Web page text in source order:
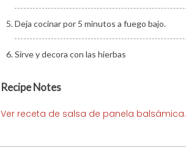
Deja cocinar por 5 minutos a fuego bajo.
Sirve y decora con las hierbas
Recipe Notes
Ver receta de salsa de panela balsámica.